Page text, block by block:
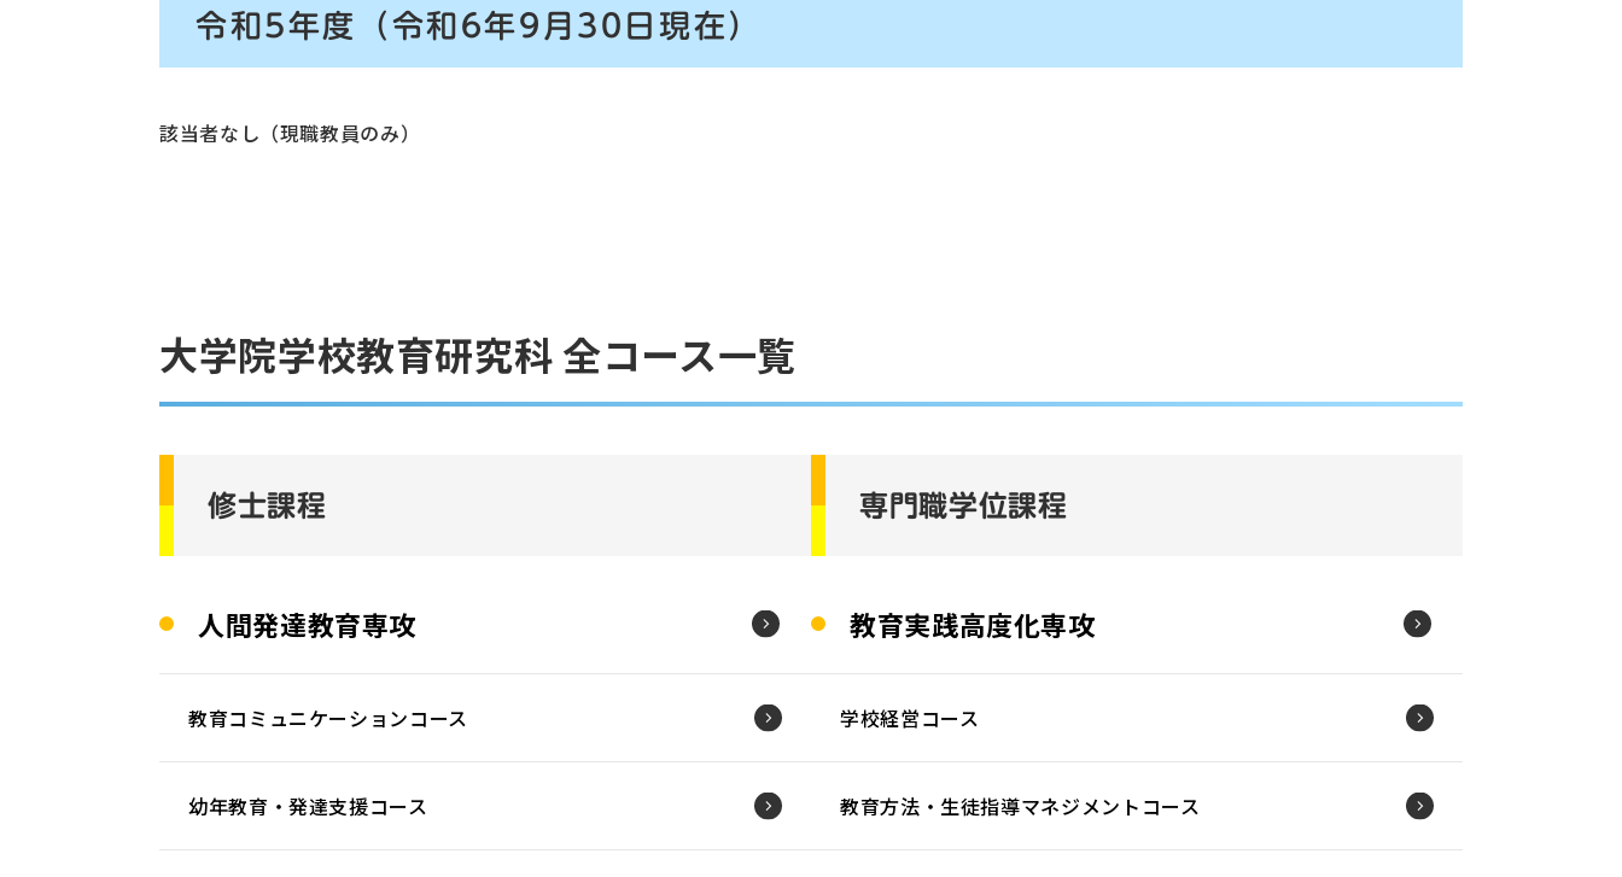
令和5年度（令和6年9月30日現在）
該当者なし（現職教員のみ）
大学院学校教育研究科 全コース一覧
修士課程
人間発達教育専攻
教育コミュニケーションコース
幼年教育・発達支援コース
専門職学位課程
教育実践高度化専攻
学校経営コース
教育方法・生徒指導マネジメントコース